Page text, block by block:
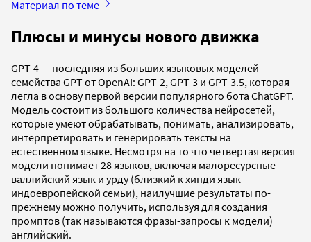
Материал по теме
Плюсы и минусы нового движка
GPT-4 — последняя из больших языковых моделей
семейства GPT от OpenAI: GPT-2, GPT-3 и GPT-3.5, которая
легла в основу первой версии популярного бота ChatGPT.
Модель состоит из большого количества нейросетей,
которые умеют обрабатывать, понимать, анализировать,
интерпретировать и генерировать тексты на
естественном языке. Несмотря на то что четвертая версия
модели понимает 28 языков, включая малоресурсные
валлийский язык и урду (близкий к хинди язык
индоевропейской семьи), наилучшие результаты по-
прежнему можно получить, используя для создания
промптов (так называются фразы-запросы к модели)
английский.